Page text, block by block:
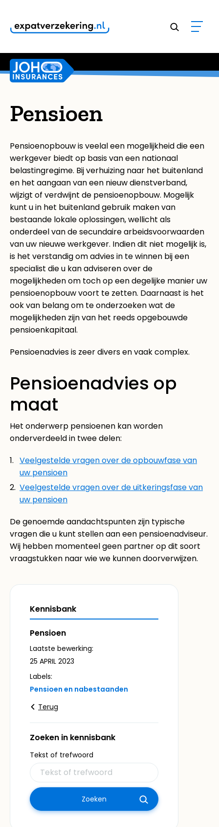
Klanten geven onze dienstverlening een
Pensioen
Pensioenopbouw is veelal een mogelijkheid die een
werkgever biedt op basis van een nationaal
belastingregime. Bij verhuizing naar het buitenland
en het aangaan van een nieuw dienstverband,
wijzigt of verdwijnt de pensioenopbouw. Mogelijk
kunt u in het buitenland gebruik maken van
bestaande lokale oplossingen, wellicht als
onderdeel van de secundaire arbeidsvoorwaarden
van uw nieuwe werkgever. Indien dit niet mogelijk is,
is het verstandig om advies in te winnen bij een
specialist die u kan adviseren over de
mogelijkheden om toch op een degelijke manier uw
pensioenopbouw voort te zetten. Daarnaast is het
ook van belang om te onderzoeken wat de
mogelijkheden zijn van het reeds opgebouwde
pensioenkapitaal.
Pensioenadvies is zeer divers en vaak complex.
Pensioenadvies op
maat
Het onderwerp pensioenen kan worden
onderverdeeld in twee delen:
Veelgestelde vragen over de opbouwfase van
uw pensioen
Veelgestelde vragen over de uitkeringsfase van
uw pensioen
De genoemde aandachtspunten zijn typische
vragen die u kunt stellen aan een pensioenadviseur.
Wij hebben momenteel geen partner op dit soort
vraagstukken naar wie we kunnen doorverwijzen.
Kennisbank
Pensioen
Laatste bewerking:
25 APRIL 2023
Labels:
Pensioen en nabestaanden
Terug
Zoeken in kennisbank
Tekst of trefwoord